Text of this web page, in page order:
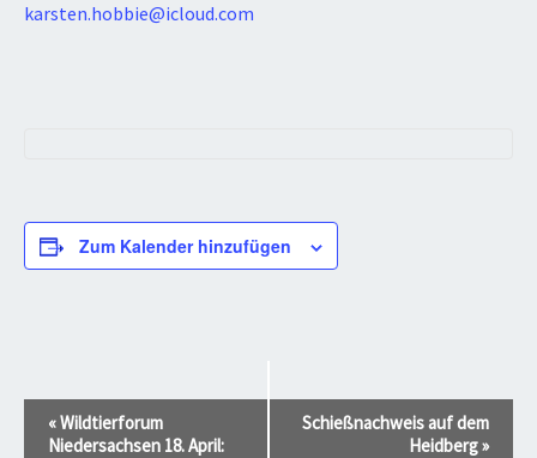
karsten.hobbie@icloud.com
Zum Kalender hinzufügen
Veranstaltung-
Navigation
«Wildtierforum
Niedersachsen 18. April:
Schießnachweis auf dem
Heidberg»